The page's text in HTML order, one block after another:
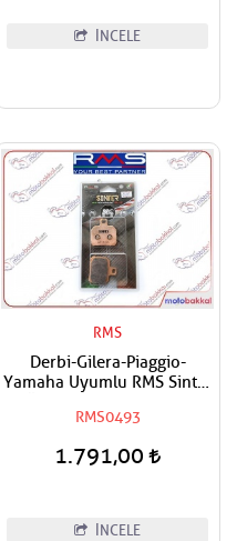
İNCELE
RMS
Derbi-Gilera-Piaggio-
Yamaha Uyumlu RMS Sinter
RMS0493
1.791,00
İNCELE